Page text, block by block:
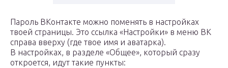
Пароль ВКонтакте можно поменять в настройках
твоей страницы. Это ссылка «Настройки» в меню ВК
справа вверху (где твое имя и аватарка).
В настройках, в разделе «Общее», который сразу
откроется, идут такие пункты: